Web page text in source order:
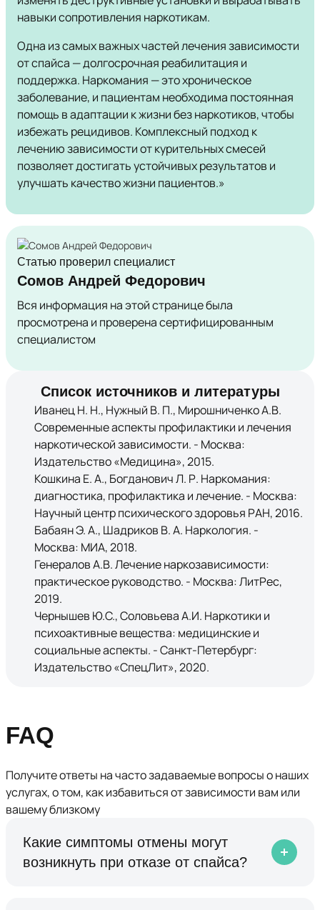
навыки сопротивления наркотикам.
Одна из самых важных частей лечения зависимости
от спайса — долгосрочная реабилитация и
поддержка. Наркомания — это хроническое
заболевание, и пациентам необходима постоянная
помощь в адаптации к жизни без наркотиков, чтобы
избежать рецидивов. Комплексный подход к
лечению зависимости от курительных смесей
позволяет достигать устойчивых результатов и
улучшать качество жизни пациентов.»
Статью проверил специалист
Сомов Андрей Федорович
Вся информация на этой странице была
просмотрена и проверена сертифицированным
специалистом
Список источников и литературы
Иванец Н. Н., Нужный В. П., Мирошниченко А.В.
Современные аспекты профилактики и лечения
наркотической зависимости. - Москва:
Издательство «Медицина», 2015.
Кошкина Е. А., Богданович Л. Р. Наркомания:
диагностика, профилактика и лечение. - Москва:
Научный центр психического здоровья РАН, 2016.
Бабаян Э. А., Шадриков В. А. Наркология. -
Москва: МИА, 2018.
Генералов А.В. Лечение наркозависимости:
практическое руководство. - Москва: ЛитРес,
2019.
Чернышев Ю.С., Соловьева А.И. Наркотики и
психоактивные вещества: медицинские и
социальные аспекты. - Санкт-Петербург:
Издательство «СпецЛит», 2020.
FAQ
Получите ответы на часто задаваемые вопросы о наших
услугах, о том, как избавиться от зависимости вам или
вашему близкому
Какие симптомы отмены могут
возникнуть при отказе от спайса?